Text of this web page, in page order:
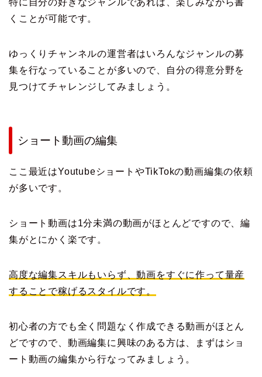
くことが可能です。
ゆっくりチャンネルの運営者はいろんなジャンルの募
集を行なっていることが多いので、自分の得意分野を
見つけてチャレンジしてみましょう。
ショート動画の編集
ここ最近はYoutubeショートやTikTokの動画編集の依頼
が多いです。
ショート動画は1分未満の動画がほとんどですので、編
集がとにかく楽です。
高度な編集スキルもいらず、動画をすぐに作って量産
することで稼げるスタイルです。
初心者の方でも全く問題なく作成できる動画がほとん
どですので、動画編集に興味のある方は、まずはショ
ート動画の編集から行なってみましょう。